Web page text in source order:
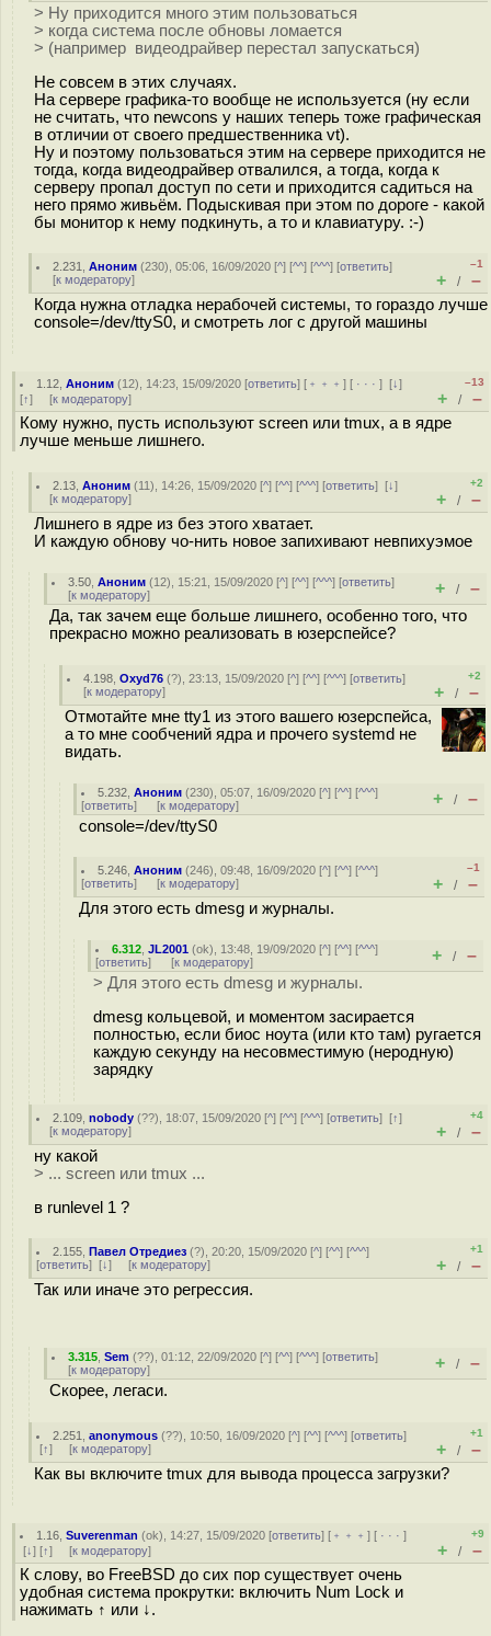
> Ну приходится много этим пользоваться
> когда система после обновы ломается
> (например видеодрайвер перестал запускаться)
Не совсем в этих случаях.
На сервере графика-то вообще не используется (ну если
не считать, что newcons у наших теперь тоже графическая
в отличии от своего предшественника vt).
Ну и поэтому пользоваться этим на сервере приходится не
тогда, когда видеодрайвер отвалился, а тогда, когда к
серверу пропал доступ по сети и приходится садиться на
него прямо живьём. Подыскивая при этом по дороге - какой
бы монитор к нему подкинуть, а то и клавиатуру. :-)
2.231 ,Аноним (230), 05:06, 16/09/2020 [^] [^^] [^^^] [ответить]
[к модератору]
–1
+ / –
Когда нужна отладка нерабочей системы, то гораздо лучше
console=/dev/ttyS0, и смотреть лог с другой машины
1.12 ,Аноним (12), 14:23, 15/09/2020 [ответить] [ ﹢﹢﹢] [ · · ·][↓]
[↑] [к модератору]
–13
+ / –
Кому нужно, пусть используют screen или tmux, а в ядре
лучше меньше лишнего.
2.13 ,Аноним (11), 14:26, 15/09/2020 [^] [^^] [^^^] [ответить][↓]
[к модератору]
+2
+ / –
Лишнего в ядре из без этого хватает.
И каждую обнову чо-нить новое запихивают невпихуэмое
3.50 ,Аноним (12), 15:21, 15/09/2020 [^] [^^] [^^^] [ответить]
[к модератору] + / –
Да, так зачем еще больше лишнего, особенно того, что
прекрасно можно реализовать в юзерспейсе?
4.198 ,Oxyd76 (?), 23:13, 15/09/2020 [^] [^^] [^^^] [ответить]
[к модератору]
+2
+ / –
Отмотайте мне tty1 из этого вашего юзерспейса,
а то мне сообчений ядра и прочего systemd не
видать.
5.232 ,Аноним (230), 05:07, 16/09/2020 [^] [^^] [^^^]
[ответить] [к модератору] + / –
console=/dev/ttyS0
5.246 ,Аноним (246), 09:48, 16/09/2020 [^] [^^] [^^^]
[ответить] [к модератору]
–1
+ / –
Для этого есть dmesg и журналы.
6.312 ,JL2001 (ok), 13:48, 19/09/2020 [^] [^^] [^^^]
[ответить] [к модератору] + / –
> Для этого есть dmesg и журналы.
dmesg кольцевой, и моментом засирается
полностью, если биос ноута (или кто там) ругается
каждую секунду на несовместимую (неродную)
зарядку
2.109 ,nobody (??), 18:07, 15/09/2020 [^] [^^] [^^^] [ответить][↑]
[к модератору]
+4
+ / –
ну какой
> ... screen или tmux ...
в runlevel 1 ?
2.155 ,Павел Отредиез (?), 20:20, 15/09/2020 [^] [^^] [^^^]
[ответить] [↓] [к модератору]
+1
+ / –
Так или иначе это регрессия.
3.315 ,Sem (??), 01:12, 22/09/2020 [^] [^^] [^^^] [ответить]
[к модератору] + / –
Скорее, легаси.
2.251 ,anonymous (??), 10:50, 16/09/2020 [^] [^^] [^^^] [ответить]
[↑] [к модератору]
+1
+ / –
Как вы включите tmux для вывода процесса загрузки?
1.16 ,Suverenman (ok), 14:27, 15/09/2020 [ответить] [ ﹢﹢﹢] [ · · ·]
[↓] [↑] [к модератору]
+9
+ / –
К слову, во FreeBSD до сих пор существует очень
удобная система прокрутки: включить Num Lock и
нажимать ↑ или ↓.